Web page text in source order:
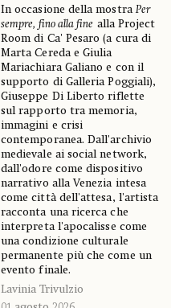
In occasione della mostraPer
sempre, fino alla fine alla Project
Room di Ca' Pesaro (a cura di
Marta Cereda e Giulia
Mariachiara Galiano e con il
supporto di Galleria Poggiali),
Giuseppe Di Liberto riflette
sul rapporto tra memoria,
immagini e crisi
contemporanea. Dall'archivio
medievale ai social network,
dall'odore come dispositivo
narrativo alla Venezia intesa
come città dell'attesa, l'artista
racconta una ricerca che
interpreta l'apocalisse come
una condizione culturale
permanente più che come un
evento finale.
Lavinia Trivulzio